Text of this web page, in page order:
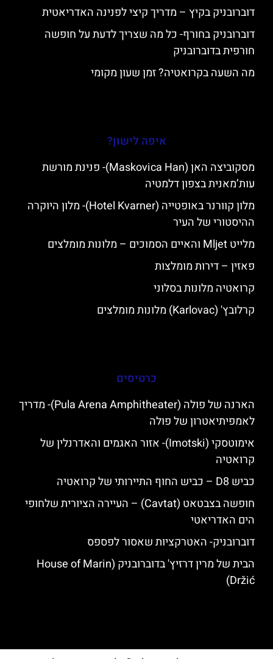
דוברובניק בקיץ – מדריך קיצי לפנינה האדריאטית
דוברובניק בחורף- כל מה שצריך לדעת על חופשה
חורפית בדוברובניק
מה השעה בקרואטיה? זמן שעון מקומי
איפה לישון?
מסקוביצה האן (Maskovica Han)- פנינת מורשת
עות’מאנית בצפון דלמטיה
מלון קוורנר באופטייה (Hotel Kvarner)- מלון היוקרה
ההיסטורי של העיר
מלייט Mljet והאיים הסמוכים – מלונות מומלצים
פאזין – דירות מומלצות
קרואטיה מלונות בסלוני
קרלובץ' (Karlovac) מלונות מומלצים
כרטיסים
הארנה של פולה (Pula Arena Amphitheater)- מדריך
לאמפיתיאטרון של פולה
אימוטסקי (Imotski)- אזור האגמים והאדרנלין של
קרואטיה
כביש D8 – כביש החוף התיירותי של קרואטיה
חופשה בצבטאט (Cavtat) – העיירה הציורית שלחופי
הים האדריאטי
דוברובניק- האטרקציות שאסור לפספס
הבית של מרין דרזיץ' בדוברובניק (House of Marin
Držić)